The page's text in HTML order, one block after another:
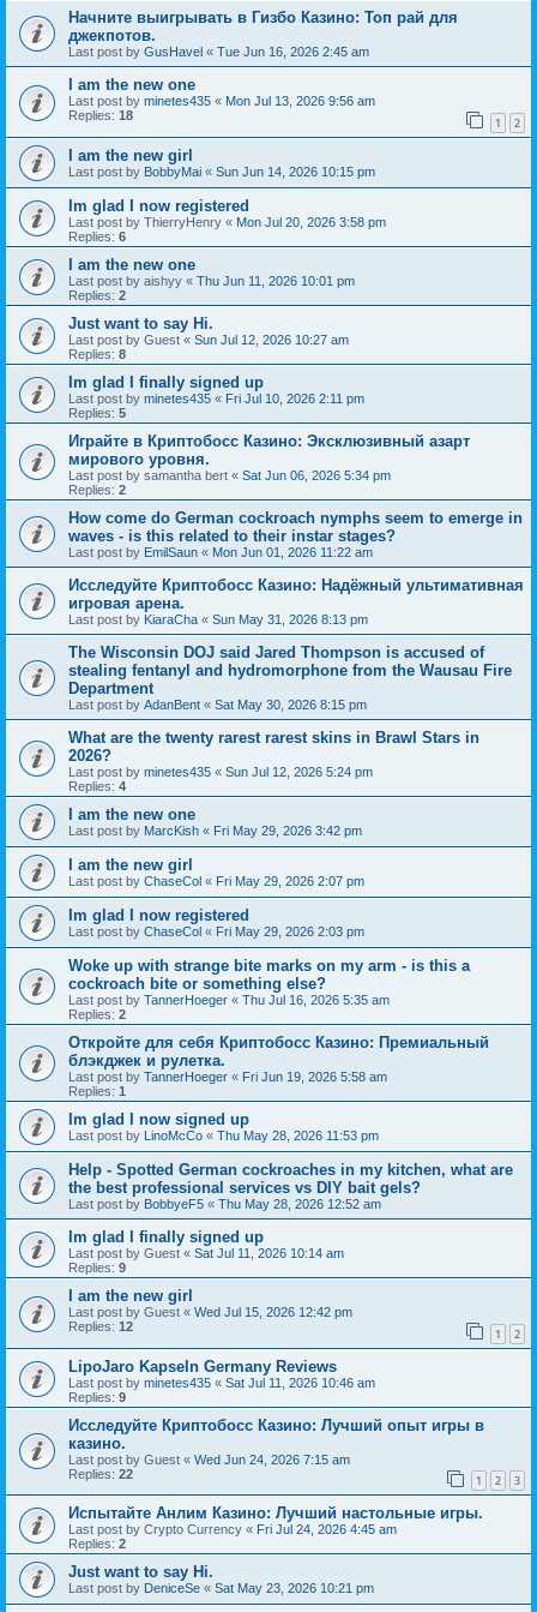
Начните выигрывать в Гизбо Казино: Топ рай для
джекпотов.
Last post by GusHavel « Tue Jun 16, 2026 2:45 am
I am the new one
Last post by minetes435 « Mon Jul 13, 2026 9:56 am
Replies: 18 1 2
I am the new girl
Last post by BobbyMai « Sun Jun 14, 2026 10:15 pm
Im glad I now registered
Last post by ThierryHenry « Mon Jul 20, 2026 3:58 pm
Replies: 6
I am the new one
Last post by aishyy « Thu Jun 11, 2026 10:01 pm
Replies: 2
Just want to say Hi.
Last post by Guest « Sun Jul 12, 2026 10:27 am
Replies: 8
Im glad I finally signed up
Last post by minetes435 « Fri Jul 10, 2026 2:11 pm
Replies: 5
Играйте в Криптобосс Казино: Эксклюзивный азарт
мирового уровня.
Last post by samantha bert « Sat Jun 06, 2026 5:34 pm
Replies: 2
How come do German cockroach nymphs seem to emerge in
waves - is this related to their instar stages?
Last post by EmilSaun « Mon Jun 01, 2026 11:22 am
Исследуйте Криптобосс Казино: Надёжный ультимативная
игровая арена.
Last post by KiaraCha « Sun May 31, 2026 8:13 pm
The Wisconsin DOJ said Jared Thompson is accused of
stealing fentanyl and hydromorphone from the Wausau Fire
Department
Last post by AdanBent « Sat May 30, 2026 8:15 pm
What are the twenty rarest rarest skins in Brawl Stars in
2026?
Last post by minetes435 « Sun Jul 12, 2026 5:24 pm
Replies: 4
I am the new one
Last post by MarcKish « Fri May 29, 2026 3:42 pm
I am the new girl
Last post by ChaseCol « Fri May 29, 2026 2:07 pm
Im glad I now registered
Last post by ChaseCol « Fri May 29, 2026 2:03 pm
Woke up with strange bite marks on my arm - is this a
cockroach bite or something else?
Last post by TannerHoeger « Thu Jul 16, 2026 5:35 am
Replies: 2
Откройте для себя Криптобосс Казино: Премиальный
блэкджек и рулетка.
Last post by TannerHoeger « Fri Jun 19, 2026 5:58 am
Replies: 1
Im glad I now signed up
Last post by LinoMcCo « Thu May 28, 2026 11:53 pm
Help - Spotted German cockroaches in my kitchen, what are
the best professional services vs DIY bait gels?
Last post by BobbyeF5 « Thu May 28, 2026 12:52 am
Im glad I finally signed up
Last post by Guest « Sat Jul 11, 2026 10:14 am
Replies: 9
I am the new girl
Last post by Guest « Wed Jul 15, 2026 12:42 pm
Replies: 12 1 2
LipoJaro Kapseln Germany Reviews
Last post by minetes435 « Sat Jul 11, 2026 10:46 am
Replies: 9
Исследуйте Криптобосс Казино: Лучший опыт игры в
казино.
Last post by Guest « Wed Jun 24, 2026 7:15 am
Replies: 22 1 2 3
Испытайте Анлим Казино: Лучший настольные игры.
Last post by Crypto Currency « Fri Jul 24, 2026 4:45 am
Replies: 2
Just want to say Hi.
Last post by DeniceSe « Sat May 23, 2026 10:21 pm